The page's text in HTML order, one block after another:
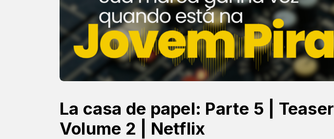
La casa de papel: Parte 5 | Teaser
Volume 2 | Netflix